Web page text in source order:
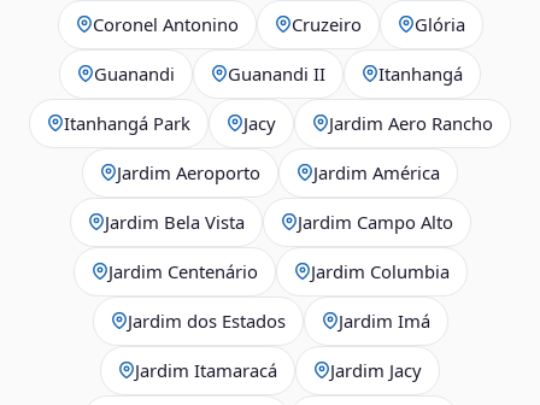
Coronel Antonino Cruzeiro Glória
Guanandi Guanandi II Itanhangá
Itanhangá Park Jacy Jardim Aero Rancho
Jardim Aeroporto Jardim América
Jardim Bela Vista Jardim Campo Alto
Jardim Centenário Jardim Columbia
Jardim dos Estados Jardim Imá
Jardim Itamaracá Jardim Jacy